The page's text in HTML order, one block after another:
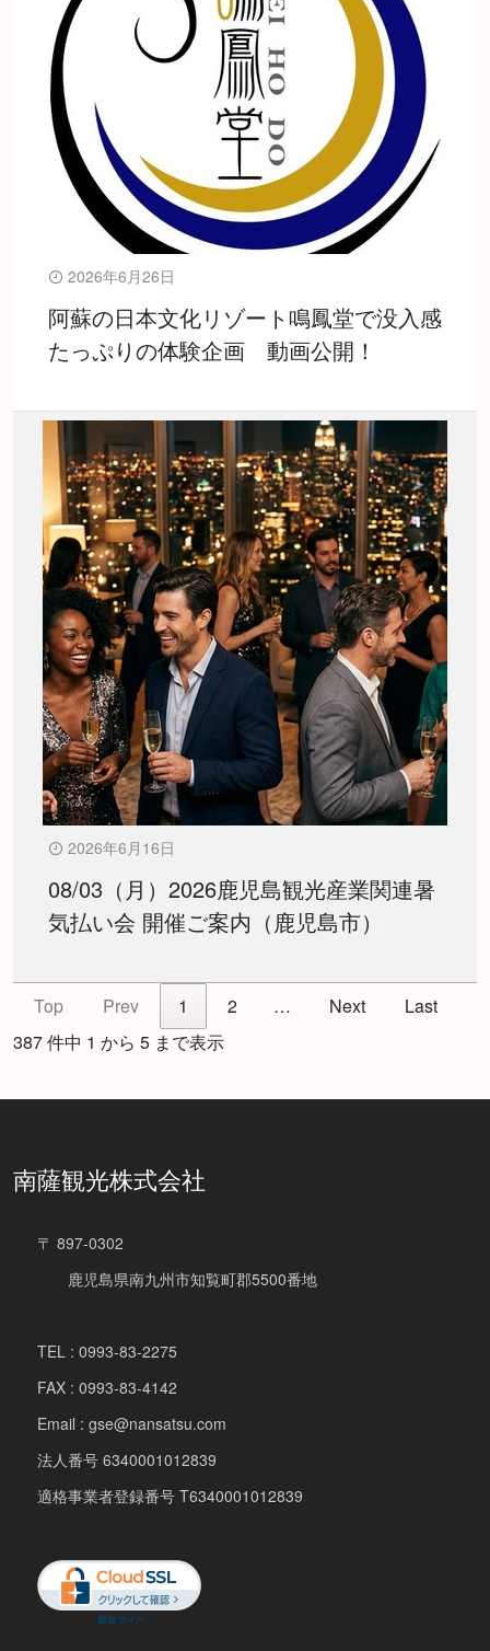
2026年6月26日
阿蘇の日本文化リゾート鳴鳳堂で没入感
たっぷりの体験企画 動画公開！
2026年6月16日
08/03（月）2026鹿児島観光産業関連暑
気払い会 開催ご案内（鹿児島市）
Top Prev 1 2 … Next
Last
387 件中 1 から 5 まで表示
南薩観光株式会社
〒 897-0302
鹿児島県南九州市知覧町郡5500番地
TEL : 0993-83-2275
FAX : 0993-83-4142
Email : gse@nansatsu.com
法人番号 6340001012839
適格事業者登録番号 T6340001012839